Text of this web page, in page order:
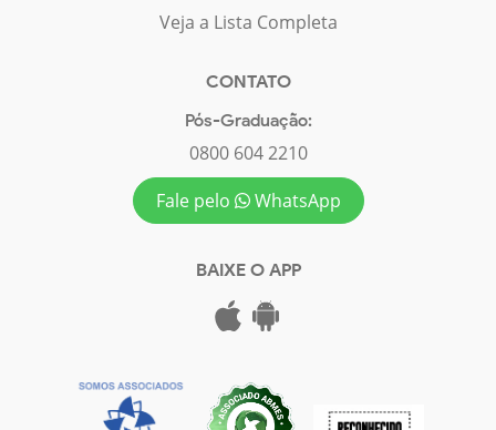
Veja a Lista Completa
CONTATO
Pós-Graduação:
0800 604 2210
Fale pelo
WhatsApp
BAIXE O APP